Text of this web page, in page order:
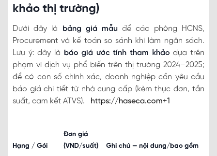
khảo thị trường)
Dưới đây là bảng giá mẫu để các phòng HCNS,
Procurement và kế toán so sánh khi làm ngân sách.
Lưu ý: đây là báo giá ước tính tham khảo dựa trên
phạm vi dịch vụ phổ biến trên thị trường 2024–2025;
để có con số chính xác, doanh nghiệp cần yêu cầu
báo giá chi tiết từ nhà cung cấp (kèm thực đơn, tần
suất, cam kết ATVS).
https://haseca.com+1
Hạng / Gói
Đơn giá
(VND/suất)
Ghi chú — nội dung/bao gồm